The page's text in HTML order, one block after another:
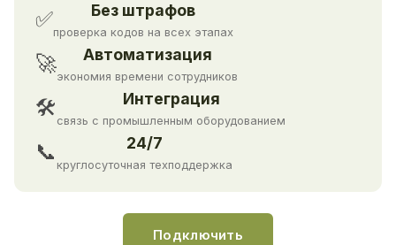
✅ Без штрафов
проверка кодов на всех этапах
🚀 Автоматизация
экономия времени сотрудников
🛠 Интеграция
связь с промышленным оборудованием
📞 24/7
круглосуточная техподдержка
Подключить